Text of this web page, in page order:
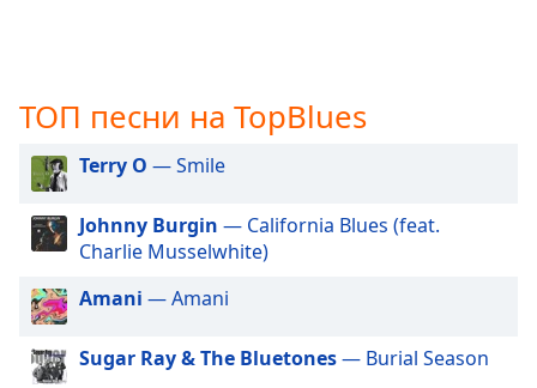
settings
subtitles
off
selected
Track
in-
Picture
ТОП песни на TopBlues
Terry O — Smile
Johnny Burgin — California Blues (feat.
Charlie Musselwhite)
Amani — Amani
Sugar Ray & The Bluetones— Burial Season